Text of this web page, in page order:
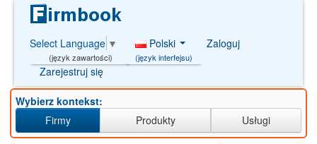
Select Language ▼
(język zawartości)
Polski
(język interfejsu)
Zaloguj
Zarejestruj się
Wybierz kontekst:
Firmy
Produkty Usługi